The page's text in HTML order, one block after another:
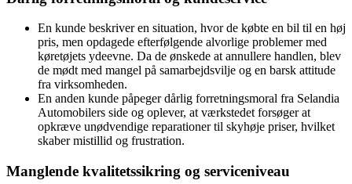
En kunde beskriver en situation, hvor de købte en bil til en høj
pris, men opdagede efterfølgende alvorlige problemer med
køretøjets ydeevne. Da de ønskede at annullere handlen, blev
de mødt med mangel på samarbejdsvilje og en barsk attitude
fra virksomheden.
En anden kunde påpeger dårlig forretningsmoral fra Selandia
Automobilers side og oplever, at værkstedet forsøger at
opkræve unødvendige reparationer til skyhøje priser, hvilket
skaber mistillid og frustration.
Manglende kvalitetssikring og serviceniveau